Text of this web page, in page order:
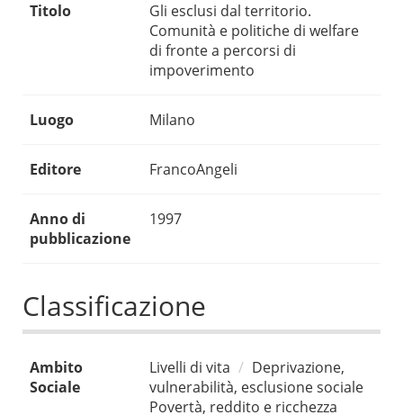
Titolo
Gli esclusi dal territorio.
Comunità e politiche di welfare
di fronte a percorsi di
impoverimento
Luogo Milano
Editore FrancoAngeli
Anno di
pubblicazione
1997
Classificazione
Ambito
Sociale
Livelli di vita
Deprivazione,
vulnerabilità, esclusione sociale
Povertà, reddito e ricchezza